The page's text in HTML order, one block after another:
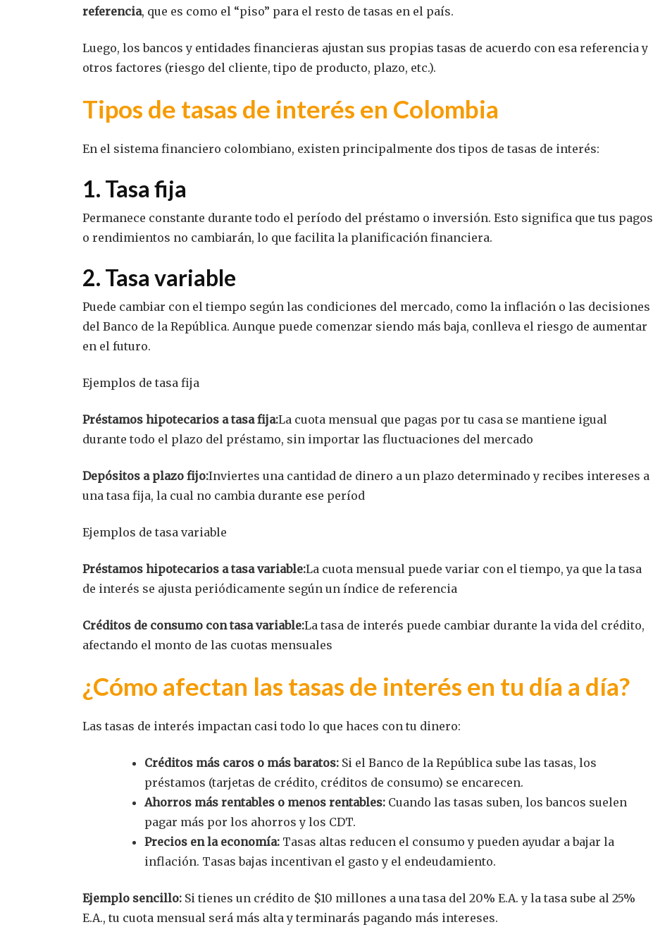
referencia, que es como el “piso” para el resto de tasas en el país.
Luego, los bancos y entidades financieras ajustan sus propias tasas de acuerdo con esa referencia y
otros factores (riesgo del cliente, tipo de producto, plazo, etc.).
Tipos de tasas de interés en Colombia
En el sistema financiero colombiano, existen principalmente dos tipos de tasas de interés:
1. Tasa fija
Permanece constante durante todo el período del préstamo o inversión. Esto significa que tus pagos
o rendimientos no cambiarán, lo que facilita la planificación financiera.
2. Tasa variable
Puede cambiar con el tiempo según las condiciones del mercado, como la inflación o las decisiones
del Banco de la República. Aunque puede comenzar siendo más baja, conlleva el riesgo de aumentar
en el futuro.
Ejemplos de tasa fija
Préstamos hipotecarios a tasa fija:La cuota mensual que pagas por tu casa se mantiene igual
durante todo el plazo del préstamo, sin importar las fluctuaciones del mercado
Depósitos a plazo fijo:Inviertes una cantidad de dinero a un plazo determinado y recibes intereses a
una tasa fija, la cual no cambia durante ese períod
Ejemplos de tasa variable
Préstamos hipotecarios a tasa variable:La cuota mensual puede variar con el tiempo, ya que la tasa
de interés se ajusta periódicamente según un índice de referencia
Créditos de consumo con tasa variable:La tasa de interés puede cambiar durante la vida del crédito,
afectando el monto de las cuotas mensuales
¿Cómo afectan las tasas de interés en tu día a día?
Las tasas de interés impactan casi todo lo que haces con tu dinero:
Créditos más caros o más baratos: Si el Banco de la República sube las tasas, los
préstamos (tarjetas de crédito, créditos de consumo) se encarecen.
Ahorros más rentables o menos rentables: Cuando las tasas suben, los bancos suelen
pagar más por los ahorros y los CDT.
Precios en la economía: Tasas altas reducen el consumo y pueden ayudar a bajar la
inflación. Tasas bajas incentivan el gasto y el endeudamiento.
Ejemplo sencillo: Si tienes un crédito de $10 millones a una tasa del 20% E.A. y la tasa sube al 25%
E.A., tu cuota mensual será más alta y terminarás pagando más intereses.